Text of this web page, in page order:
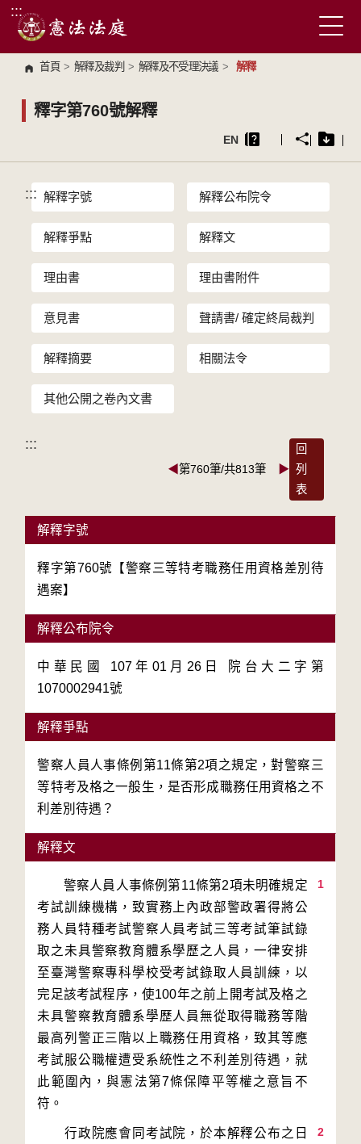
跳到主要內容區塊
:::
首頁 > 解釋及裁判 > 解釋及不受理決議 > 解釋
釋字第760號解釋
EN
::: 解釋字號 解釋公布院令
解釋爭點 解釋文
理由書 理由書附件
意見書 聲請書/ 確定終局裁判
解釋摘要 相關法令
其他公開之卷內文書
:::
◀第760筆/共813筆 ▶
回
列
表
解釋字號
釋字第760號【警察三等特考職務任用資格差別待
遇案】
解釋公布院令
中華民國 107年01月26日 院台大二字第
1070002941號
解釋爭點
警察人員人事條例第11條第2項之規定，對警察三
等特考及格之一般生，是否形成職務任用資格之不
利差別待遇？
解釋文
1
警察人員人事條例第11條第2項未明確規定
考試訓練機構，致實務上內政部警政署得將公
務人員特種考試警察人員考試三等考試筆試錄
取之未具警察教育體系學歷之人員，一律安排
至臺灣警察專科學校受考試錄取人員訓練，以
完足該考試程序，使100年之前上開考試及格之
未具警察教育體系學歷人員無從取得職務等階
最高列警正三階以上職務任用資格，致其等應
考試服公職權遭受系統性之不利差別待遇，就
此範圍內，與憲法第7條保障平等權之意旨不
2
行政院應會同考試院，於本解釋公布之日